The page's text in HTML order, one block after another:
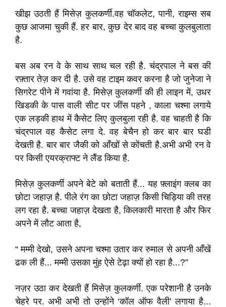
खीझ उठती हैं मिसेज़ कुलकर्णी.वह चॉकलेट, पानी, राइम्स सब
कुछ आजमा चुकी हैं. हर बार, कुछ देर बाद वह बच्चा कुलबुलाता
है.
बस अब रन वे के साथ साथ चल रही है. चंद्रपाल ने बस की
रफ़्तार तेज़ कर दी है. उसे वह टाइम कवर करना है जो जुनेजा ने
सिगरेट पीने में गवांया है. मिसेज़ कुलकर्णी की ही लाइन में, उधर
खिडकी के पास वाली सीट पर जींस पहने , काला चश्मा लगाये
एक लड़की हाथ में कैसेट लिए कुलबुला रही है. वह चाहती है कि
चंद्रपाल वह कैसेट लगा दे. वह बेचैन हो कर बार बार घडी
देखती है. बार बार जैकी को आँखों से कोंचती है.अभी अभी रन वे
पर किसी एयरक्राफ्ट ने लैंड किया है.
मिसेज़ कुलकर्णी अपने बेटे को बताती हैं... यह फ़्लाइंग क्लब का
छोटा जहाज़ है. पीले रंग का छोटा जहाज़ किसी चिड़िया की तरह
लग रहा है. बच्चा जहाज़ देखता है, किलकारी मारता है और फिर
अपने में लौट आता है,
“ मम्मी देखो, उसने अपना चश्मा उतार कर रुमाल से अपनी आँखें
ढक ली हैं... मम्मी उसका मुंह ऐसे टेढ़ा क्यों हो रहा है...?”
नज़र उठा कर देखती हैं मिसेज़ कुलकर्णी. एक परेशानी है उनके
चेहरे पर. अभी अभी तो उन्होंने ‘कॉल ऑफ वैली’ लगाया है...